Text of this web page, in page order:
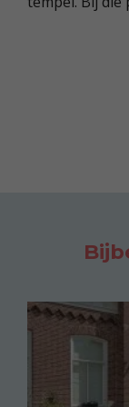
Pelatja, de
waren leiders
hen
Heer in mij. Hij
leiders van
jullie zeggen.
Jullie
vermoord.